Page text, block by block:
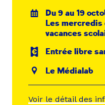
Du 9 au 19
Les mercredis
vacances
Entrée libre
Le Médialab
Voir le détail des